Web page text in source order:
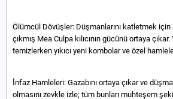
Ölümcül Dövüşler: Düşmanlarını katletmek
çıkmış Mea Culpa kılıcının gücünü ortaya
temizlerken yıkıcı yeni kombolar ve özel
İnfaz Hamleleri: Gazabını ortaya çıkar ve
olmasını zevkle izle; tüm bunları muhteşem